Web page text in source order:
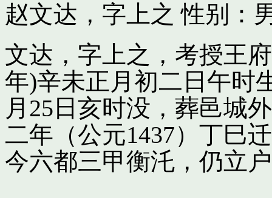
赵文达，字上之 性别：
文达，字上之，考授王
年)辛未正月初二日午时
月25日亥时没，葬邑城
二年（公元1437）丁巳
今六都三甲衡汑，仍立